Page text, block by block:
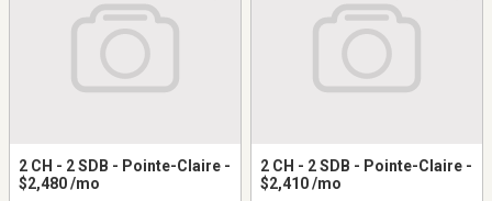
2 CH - 2 SDB - Pointe-Claire -
$2,480 /mo
2 CH - 2 SDB - Pointe-Claire -
$2,410 /mo